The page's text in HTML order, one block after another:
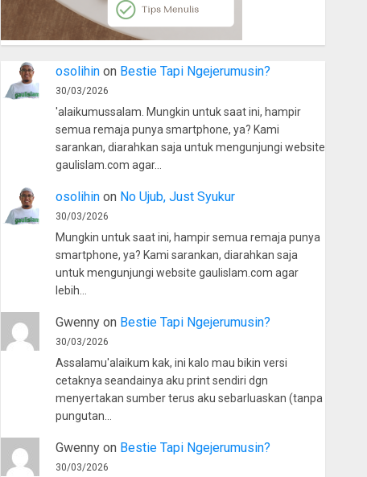
osolihinon Bestie Tapi Ngejerumusin?
30/03/2026
'alaikumussalam. Mungkin untuk saat ini, hampir
semua remaja punya smartphone, ya? Kami
sarankan, diarahkan saja untuk mengunjungi website
gaulislam.com agar…
osolihinon No Ujub, Just Syukur
30/03/2026
Mungkin untuk saat ini, hampir semua remaja punya
smartphone, ya? Kami sarankan, diarahkan saja
untuk mengunjungi website gaulislam.com agar
lebih…
Gwennyon Bestie Tapi Ngejerumusin?
30/03/2026
Assalamu'alaikum kak, ini kalo mau bikin versi
cetaknya seandainya aku print sendiri dgn
menyertakan sumber terus aku sebarluaskan (tanpa
pungutan…
Gwennyon Bestie Tapi Ngejerumusin?
30/03/2026